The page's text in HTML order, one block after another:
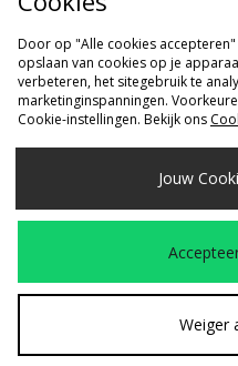
Nederland
Wij accepteren de
Bezoek onze
Door op "Alle cookies
opslaan van cookies op je
verbeteren, het sitegebruik te
marketinginspanningen.
Cookie-instellingen. Bekijk ons
Jouw
Weiger